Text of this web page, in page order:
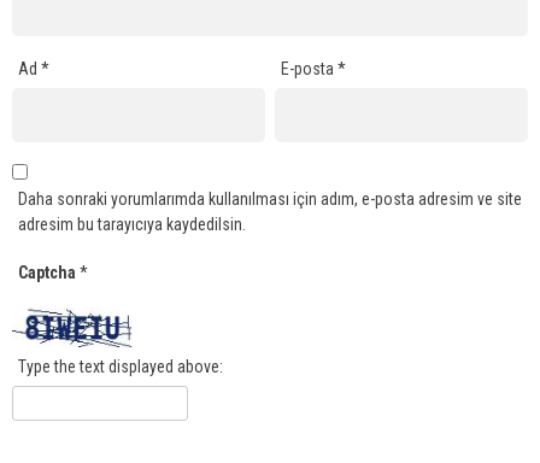
Ad * E-posta*
Daha sonraki yorumlarımda kullanılması için adım, e-posta adresim ve site
adresim bu tarayıcıya kaydedilsin.
Captcha *
Type the text displayed above: